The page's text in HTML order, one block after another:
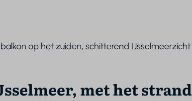
op het zuiden, schitterend IJsselmeerzicht
met het strand